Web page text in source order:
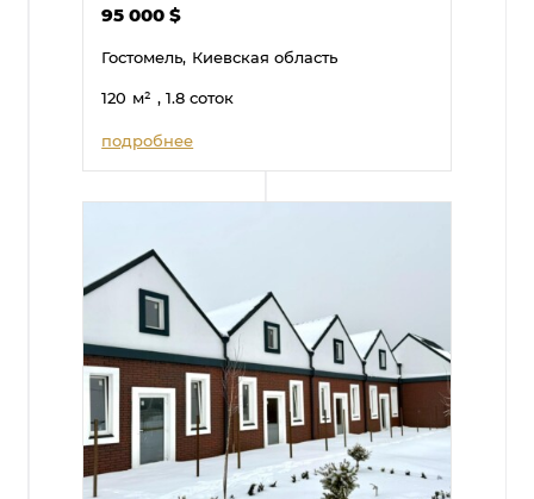
95 000$
Гостомель, Киевская область
120 м² , 1.8 соток
подробнее